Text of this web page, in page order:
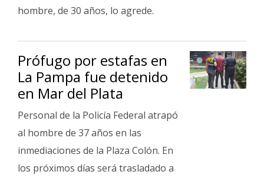
hombre, de 30 años, lo agrede.
Prófugo por estafas en
La Pampa fue detenido
en Mar del Plata
Personal de la Policía Federal atrapó
al hombre de 37 años en las
inmediaciones de la Plaza Colón. En
los próximos días será trasladado a